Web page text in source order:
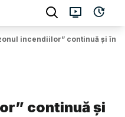
incendiilor” continuă și în
continuă și